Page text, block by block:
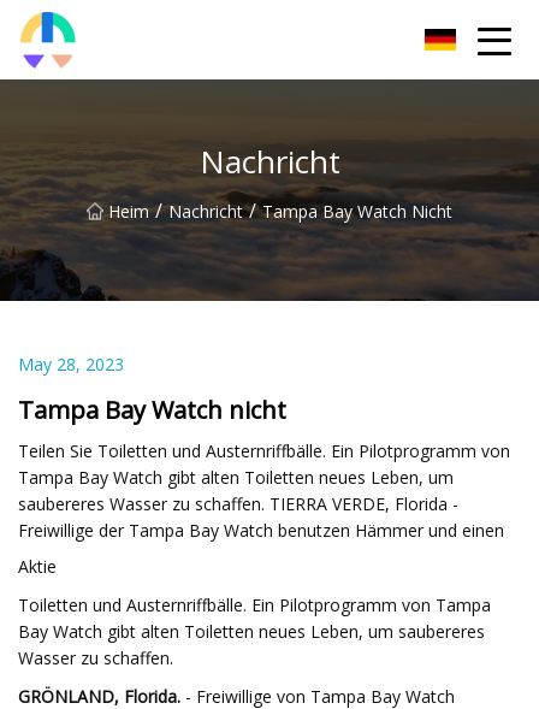
Nachricht
Heim / Nachricht / Tampa Bay Watch Nicht
May 28, 2023
Tampa Bay Watch nicht
Teilen Sie Toiletten und Austernriffbälle. Ein Pilotprogramm von
Tampa Bay Watch gibt alten Toiletten neues Leben, um
saubereres Wasser zu schaffen. TIERRA VERDE, Florida -
Freiwillige der Tampa Bay Watch benutzen Hämmer und einen
Aktie
Toiletten und Austernriffbälle. Ein Pilotprogramm von Tampa
Bay Watch gibt alten Toiletten neues Leben, um saubereres
Wasser zu schaffen.
GRÖNLAND, Florida. - Freiwillige von Tampa Bay Watch